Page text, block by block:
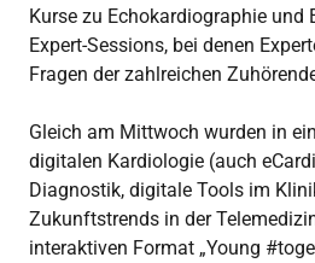
Kurse zu Echokardiographie und
Expert-Sessions, bei denen
Fragen der zahlreichen
Gleich am Mittwoch wurden in
digitalen Kardiologie (auch
Diagnostik, digitale Tools im
Zukunftstrends in der
interaktiven Format „Young